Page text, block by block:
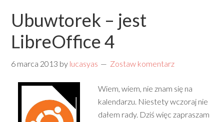
Ubuwtorek – jest
LibreOffice 4
6 marca 2013 by lucasyas Zostaw komentarz
Wiem, wiem, nie znam się na
kalendarzu. Niestety wczoraj nie
dałem rady. Dziś więc zapraszam